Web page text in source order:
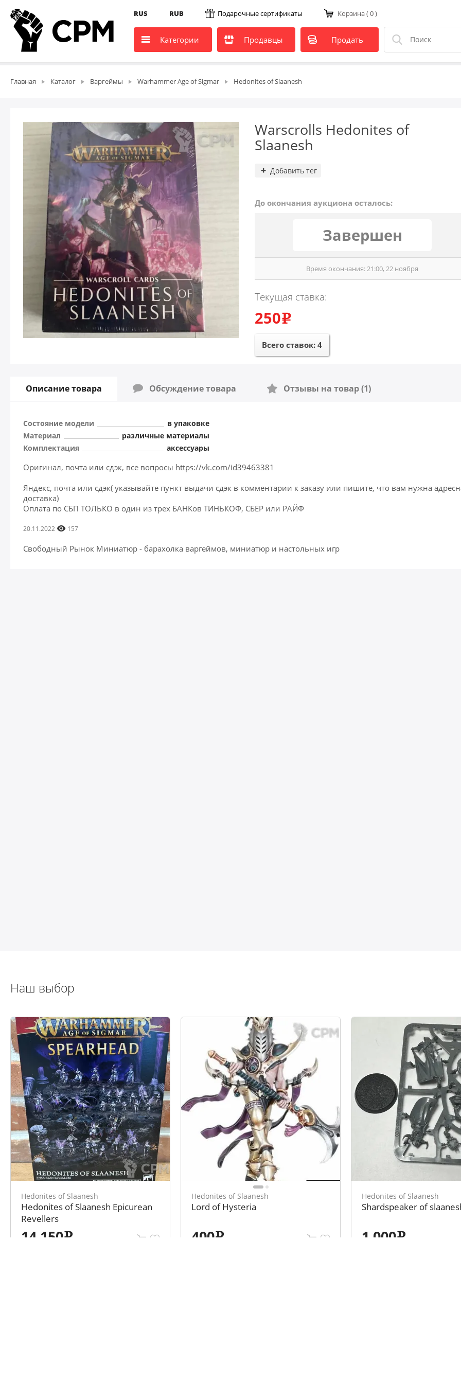
RUS RUB Подарочные сертификаты Корзина( 0 )
Категории Продавцы Продать
Главная Каталог Варгеймы Warhammer Age of Sigmar Hedonites of Slaanesh
Warscrolls Hedonites of
Slaanesh
Добавить тег
До окончания аукциона осталось:
Завершен
Время окончания: 21:00, 22 ноября
Текущая ставка:
250e
Всего ставок: 4
Описание товара Обсуждение товара Отзывы на товар (1)
Состояние модели
в упаковке
Материал
различные материалы
Комплектация
аксессуары
Оригинал, почта или сдэк, все вопросы https://vk.com/id39463381
Яндекс, почта или сдэк( указывайте пункт выдачи сдэк в комментарии к заказу или пишите, что вам нужна
доставка)
Оплата по СБП ТОЛЬКО в один из трех БАНКов ТИНЬКОФ, СБЕР или РАЙФ
20.11.2022 157
Свободный Рынок Миниатюр - барахолка варгеймов, миниатюр и настольных игр
Наш выбор
Hedonites of Slaanesh
Hedonites of Slaanesh Epicurean
Revellers
14 150e
Hedonites of Slaanesh
Lord of Hysteria
400e
Hedonites of Slaanesh
Shardspeaker of
1 000e